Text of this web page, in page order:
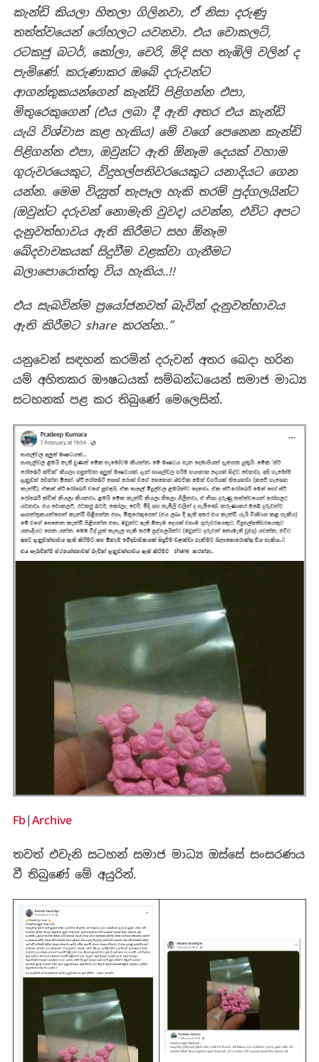
කැන්ඩි කියලා හිතලා ගිලිනවා, ඒ නිසා දරුණු
තත්ත්වයෙන් රෝහලට යවනවා. එය චොකලට්,
රටකජු බටර්, කෝලා, චෙරි, මිදි සහ තැඹිලි වලින් ද
පැමිණේ. කරුණාකර ඔබේ දරුවන්ට
ආගන්තුකයන්ගෙන් කැන්ඩි පිළිගන්න එපා,
මිතුරෙකුගෙන් (එය ලබා දී ඇති අතර එය කැන්ඩි
යැයි විශ්වාස කළ හැකිය) මේ වගේ පෙනෙන කැන්ඩි
පිළිගන්න එපා, ඔවුන්ට ඇති ඕනෑම දෙයක් වහාම
ගුරුවරයෙකුට, විදුහල්පතිවරයෙකුට යනාදියට ගෙන
යන්න. මෙම විද්‍යුත් තැපෑල හැකි තරම් පුද්ගලයින්ට
(ඔවුන්ට දරුවන් නොමැති වුවද) යවන්න, එවිට අපට
දැනුවත්භාවය ඇති කිරීමට සහ ඕනෑම
ඛේදවාචකයක් සිදුවීම වළක්වා ගැනීමට
බලාපොරොත්තු විය හැකිය..!!
එය සැබවින්ම ප්‍රයෝජනවත් බැවින් දැනුවත්භාවය
ඇති කිරීමට share කරන්න..”
යනුවෙන් සඳහන් කරමින් දරුවන් අතර බෙදා හරින
යම් අහිතකර ඖෂධයක් සම්බන්ධයෙන් සමාජ මාධ්‍ය
සටහනක් පළ කර තිබුණේ මෙලෙසින්.
Fb |Archive
තවත් එවැනි සටහන් සමාජ මාධ්‍ය ඔස්සේ සංසරණය
වී තිබුණේ මේ අයුරින්.